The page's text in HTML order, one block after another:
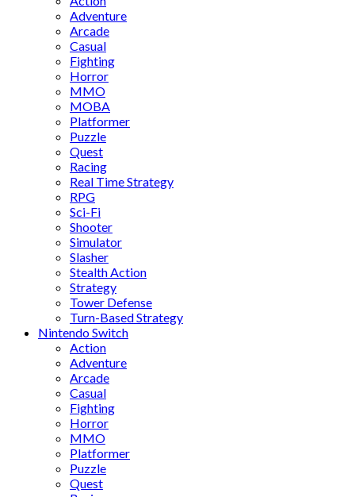
Adventure
Arcade
Casual
Fighting
Horror
MMO
MOBA
Platformer
Puzzle
Quest
Racing
Real Time Strategy
RPG
Sci-Fi
Shooter
Simulator
Slasher
Stealth Action
Strategy
Tower Defense
Turn-Based Strategy
Nintendo Switch
Action
Adventure
Arcade
Casual
Fighting
Horror
MMO
Platformer
Puzzle
Quest